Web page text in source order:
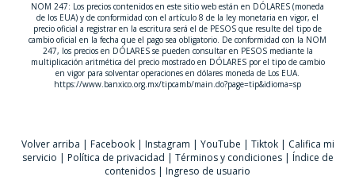
NOM 247: Los precios contenidos en este sitio web están en DÓLARES (moneda
de los EUA) y de conformidad con el artículo 8 de la ley monetaria en vigor, el
precio oficial a registrar en la escritura será el de PESOS que resulte del tipo de
cambio oficial en la fecha que el pago sea obligatorio. De conformidad con la NOM
247, los precios en DÓLARES se pueden consultar en PESOS mediante la
multiplicación aritmética del precio mostrado en DÓLARES por el tipo de cambio
en vigor para solventar operaciones en dólares moneda de Los EUA.
https://www.banxico.org.mx/tipcamb/main.do?page=tip&idioma=sp
Volver arriba | Facebook| Instagram | YouTube | Tiktok| Califica mi
servicio | Política de privacidad | Términos y condiciones| Índice de
contenidos | Ingreso de usuario